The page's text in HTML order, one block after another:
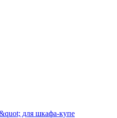
для шкафа-купе